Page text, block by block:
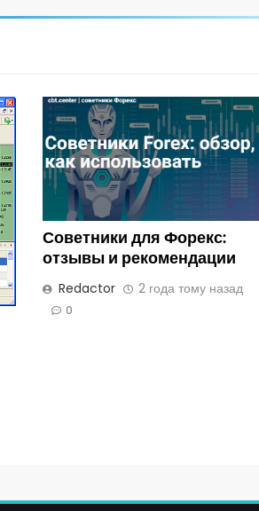
Советники для Форекс:
отзывы и рекомендации
Redactor 2 года тому назад
0